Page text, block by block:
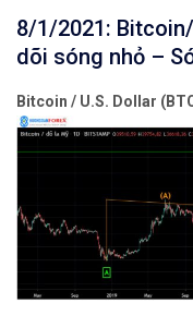
8/1/2021: Bitcoin/
dõi sóng nhỏ –
Bitcoin / U.S. Dollar